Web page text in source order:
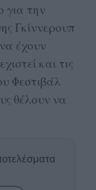
για την
Γκίννερουπ
έχουν
και τις
Φεστιβάλ
θέλουν να